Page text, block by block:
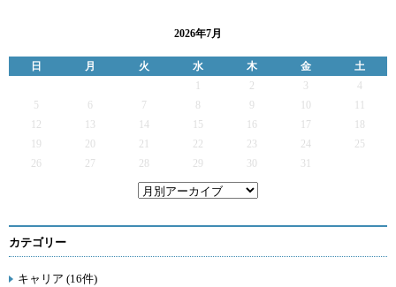
2026年7月
日 月 火 水 木 金
土
2 3
4
5
6 7 9
12
13 14 15 16 17
19
20 21 22 23 24
25
26
27 28 29 30 31
カテゴリー
キャリア (16件)